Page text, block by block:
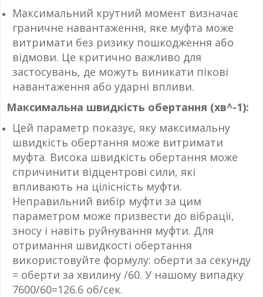
Максимальний крутний момент визначає
граничне навантаження, яке муфта може
витримати без ризику пошкодження або
відмови. Це критично важливо для
застосувань, де можуть виникати пікові
навантаження або ударні впливи.
Максимальна швидкість обертання (хв^-1):
Цей параметр показує, яку максимальну
швидкість обертання може витримати
муфта. Висока швидкість обертання може
спричинити відцентрові сили, які
впливають на цілісність муфти.
Неправильний вибір муфти за цим
параметром може призвести до вібрації,
зносу і навіть руйнування муфти. Для
отримання швидкості обертання
використовуйте формулу: оберти за секунду
= оберти за хвилину /60. У нашому випадку
7600/60=126.6 об/сек.